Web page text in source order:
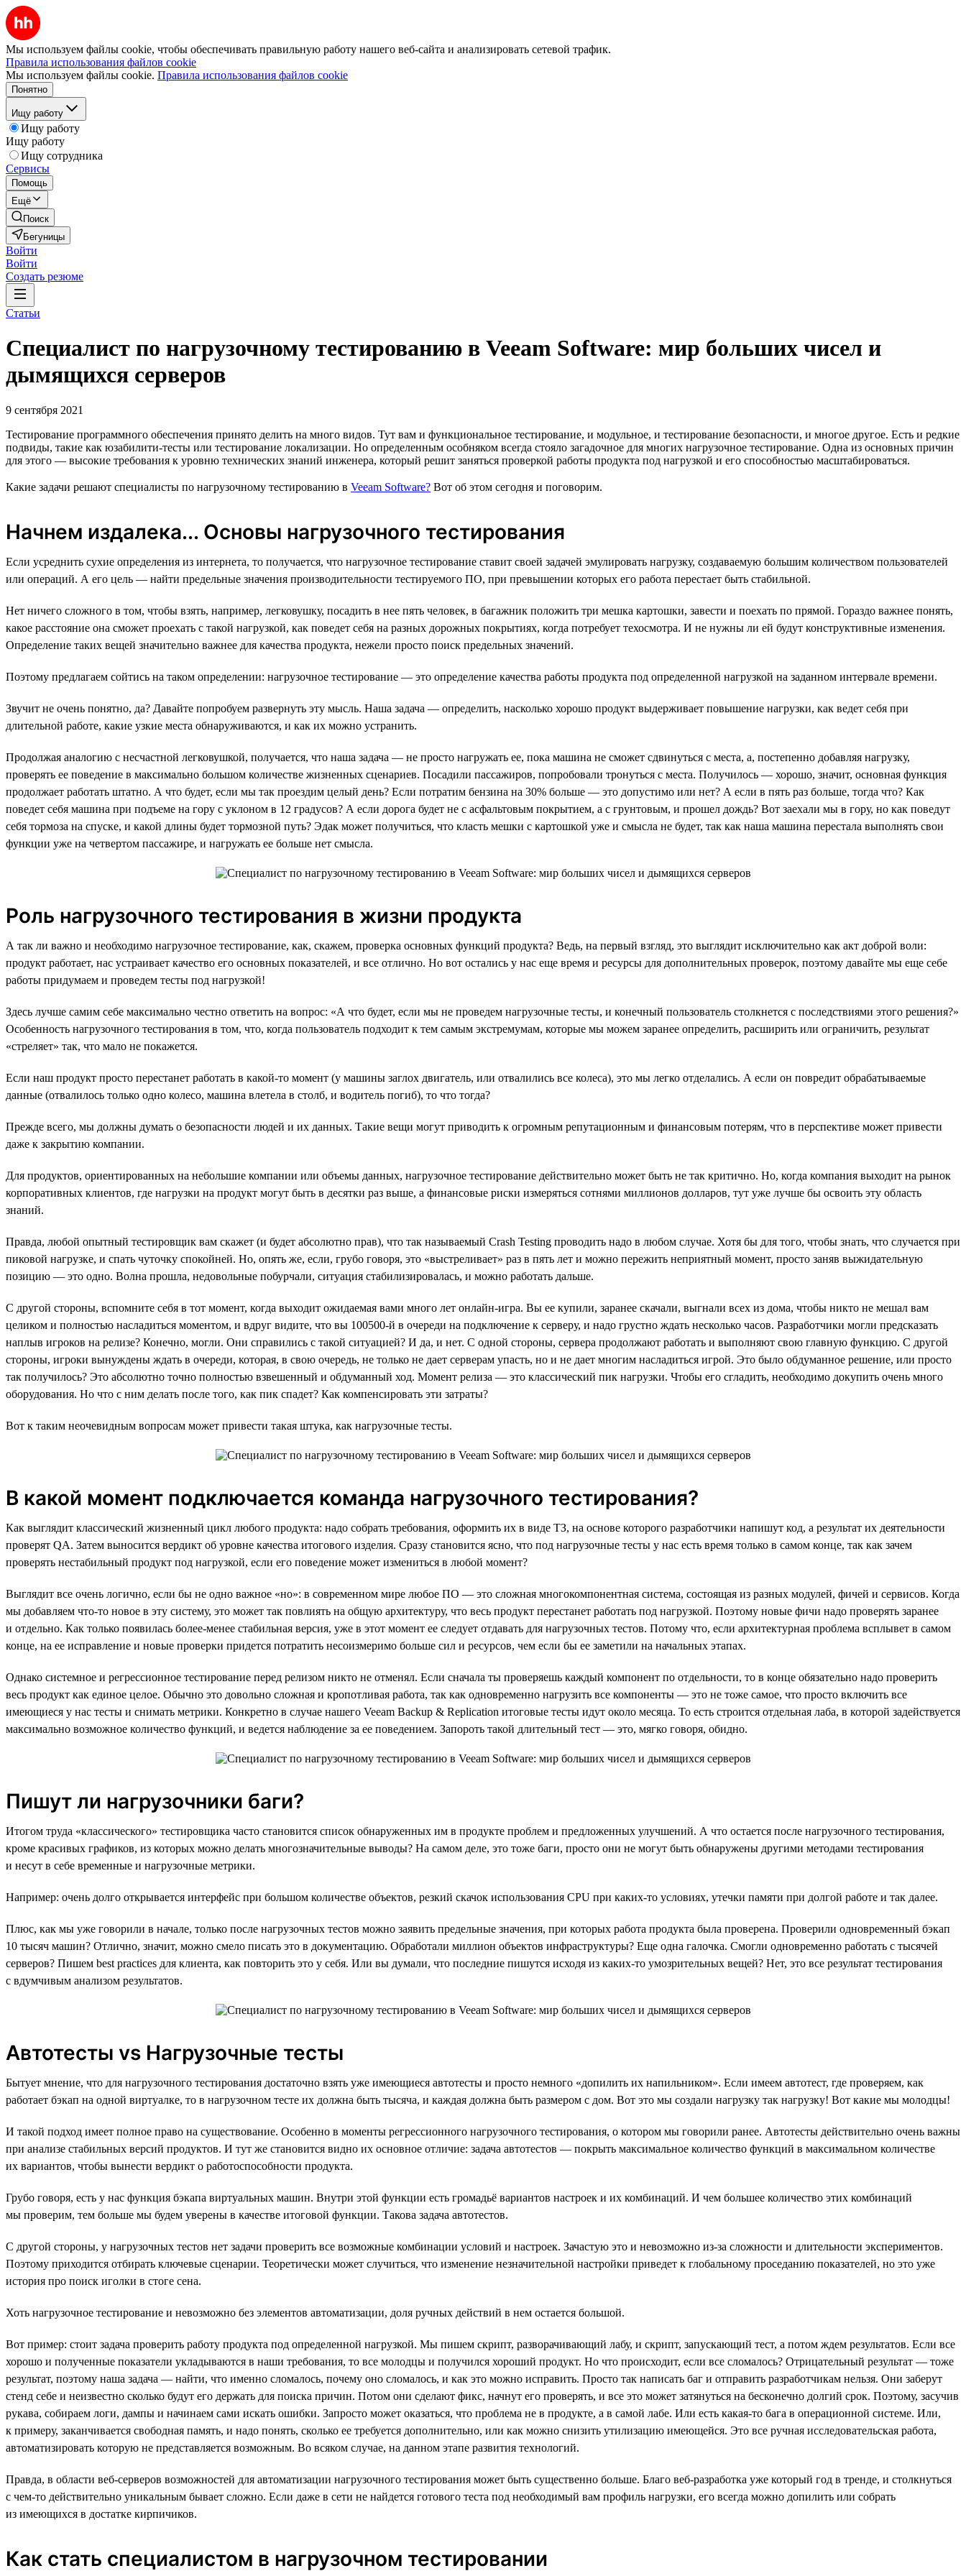
Мы используем файлы cookie, чтобы обеспечивать правильную работу нашего веб-сайта и анализировать сетевой трафик.
Правила использования файлов cookie
Мы используем файлы cookie. Правила использования файлов cookie
Понятно
Ищу работу
Ищу работу
Ищу работу
Ищу сотрудника
Сервисы
Помощь
Ещё
Поиск
Бегуницы
Войти
Войти
Создать резюме
Статьи
Специалист по нагрузочному тестированию в Veeam Software: мир больших чисел и
дымящихся серверов
9 сентября 2021
Тестирование программного обеспечения принято делить на много видов. Тут вам и функциональное тестирование, и модульное, и тестирование безопасности, и многое другое. Есть и редкие
подвиды, такие как юзабилити-тесты или тестирование локализации. Но определенным особняком всегда стояло загадочное для многих нагрузочное тестирование. Одна из основных причин
для этого — высокие требования к уровню технических знаний инженера, который решит заняться проверкой работы продукта под нагрузкой и его способностью масштабироваться.
Какие задачи решают специалисты по нагрузочному тестированию в Veeam Software? Вот об этом сегодня и поговорим.
Начнем издалека... Основы нагрузочного тестирования
Если усреднить сухие определения из интернета, то получается, что нагрузочное тестирование ставит своей задачей эмулировать нагрузку, создаваемую большим количеством пользователей
или операций. А его цель — найти предельные значения производительности тестируемого ПО, при превышении которых его работа перестает быть стабильной.
Нет ничего сложного в том, чтобы взять, например, легковушку, посадить в нее пять человек, в багажник положить три мешка картошки, завести и поехать по прямой. Гораздо важнее понять,
какое расстояние она сможет проехать с такой нагрузкой, как поведет себя на разных дорожных покрытиях, когда потребует техосмотра. И не нужны ли ей будут конструктивные изменения.
Определение таких вещей значительно важнее для качества продукта, нежели просто поиск предельных значений.
Поэтому предлагаем сойтись на таком определении: нагрузочное тестирование — это определение качества работы продукта под определенной нагрузкой на заданном интервале времени.
Звучит не очень понятно, да? Давайте попробуем развернуть эту мысль. Наша задача — определить, насколько хорошо продукт выдерживает повышение нагрузки, как ведет себя при
длительной работе, какие узкие места обнаруживаются, и как их можно устранить.
Продолжая аналогию с несчастной легковушкой, получается, что наша задача — не просто нагружать ее, пока машина не сможет сдвинуться с места, а, постепенно добавляя нагрузку,
проверять ее поведение в максимально большом количестве жизненных сценариев. Посадили пассажиров, попробовали тронуться с места. Получилось — хорошо, значит, основная функция
продолжает работать штатно. А что будет, если мы так проездим целый день? Если потратим бензина на 30% больше — это допустимо или нет? А если в пять раз больше, тогда что? Как
поведет себя машина при подъеме на гору с уклоном в 12 градусов? А если дорога будет не с асфальтовым покрытием, а с грунтовым, и прошел дождь? Вот заехали мы в гору, но как поведут
себя тормоза на спуске, и какой длины будет тормозной путь? Эдак может получиться, что класть мешки с картошкой уже и смысла не будет, так как наша машина перестала выполнять свои
функции уже на четвертом пассажире, и нагружать ее больше нет смысла.
Роль нагрузочного тестирования в жизни продукта
А так ли важно и необходимо нагрузочное тестирование, как, скажем, проверка основных функций продукта? Ведь, на первый взгляд, это выглядит исключительно как акт доброй воли:
продукт работает, нас устраивает качество его основных показателей, и все отлично. Но вот остались у нас еще время и ресурсы для дополнительных проверок, поэтому давайте мы еще себе
работы придумаем и проведем тесты под нагрузкой!
Здесь лучше самим себе максимально честно ответить на вопрос: «А что будет, если мы не проведем нагрузочные тесты, и конечный пользователь столкнется с последствиями этого решения?»
Особенность нагрузочного тестирования в том, что, когда пользователь подходит к тем самым экстремумам, которые мы можем заранее определить, расширить или ограничить, результат
«стреляет» так, что мало не покажется.
Если наш продукт просто перестанет работать в какой-то момент (у машины заглох двигатель, или отвалились все колеса), это мы легко отделались. А если он повредит обрабатываемые
данные (отвалилось только одно колесо, машина влетела в столб, и водитель погиб), то что тогда?
Прежде всего, мы должны думать о безопасности людей и их данных. Такие вещи могут приводить к огромным репутационным и финансовым потерям, что в перспективе может привести
даже к закрытию компании.
Для продуктов, ориентированных на небольшие компании или объемы данных, нагрузочное тестирование действительно может быть не так критично. Но, когда компания выходит на рынок
корпоративных клиентов, где нагрузки на продукт могут быть в десятки раз выше, а финансовые риски измеряться сотнями миллионов долларов, тут уже лучше бы освоить эту область
знаний.
Правда, любой опытный тестировщик вам скажет (и будет абсолютно прав), что так называемый Crash Testing проводить надо в любом случае. Хотя бы для того, чтобы знать, что случается при
пиковой нагрузке, и спать чуточку спокойней. Но, опять же, если, грубо говоря, это «выстреливает» раз в пять лет и можно пережить неприятный момент, просто заняв выжидательную
позицию — это одно. Волна прошла, недовольные побурчали, ситуация стабилизировалась, и можно работать дальше.
С другой стороны, вспомните себя в тот момент, когда выходит ожидаемая вами много лет онлайн-игра. Вы ее купили, заранее скачали, выгнали всех из дома, чтобы никто не мешал вам
целиком и полностью насладиться моментом, и вдруг видите, что вы 100500-й в очереди на подключение к серверу, и надо грустно ждать несколько часов. Разработчики могли предсказать
наплыв игроков на релизе? Конечно, могли. Они справились с такой ситуацией? И да, и нет. С одной стороны, сервера продолжают работать и выполняют свою главную функцию. С другой
стороны, игроки вынуждены ждать в очереди, которая, в свою очередь, не только не дает серверам упасть, но и не дает многим насладиться игрой. Это было обдуманное решение, или просто
так получилось? Это абсолютно точно полностью взвешенный и обдуманный ход. Момент релиза — это классический пик нагрузки. Чтобы его сгладить, необходимо докупить очень много
оборудования. Но что с ним делать после того, как пик спадет? Как компенсировать эти затраты?
Вот к таким неочевидным вопросам может привести такая штука, как нагрузочные тесты.
В какой момент подключается команда нагрузочного тестирования?
Как выглядит классический жизненный цикл любого продукта: надо собрать требования, оформить их в виде ТЗ, на основе которого разработчики напишут код, а результат их деятельности
проверят QA. Затем выносится вердикт об уровне качества итогового изделия. Сразу становится ясно, что под нагрузочные тесты у нас есть время только в самом конце, так как зачем
проверять нестабильный продукт под нагрузкой, если его поведение может измениться в любой момент?
Выглядит все очень логично, если бы не одно важное «но»: в современном мире любое ПО — это сложная многокомпонентная система, состоящая из разных модулей, фичей и сервисов. Когда
мы добавляем что-то новое в эту систему, это может так повлиять на общую архитектуру, что весь продукт перестанет работать под нагрузкой. Поэтому новые фичи надо проверять заранее
и отдельно. Как только появилась более-менее стабильная версия, уже в этот момент ее следует отдавать для нагрузочных тестов. Потому что, если архитектурная проблема всплывет в самом
конце, на ее исправление и новые проверки придется потратить несоизмеримо больше сил и ресурсов, чем если бы ее заметили на начальных этапах.
Однако системное и регрессионное тестирование перед релизом никто не отменял. Если сначала ты проверяешь каждый компонент по отдельности, то в конце обязательно надо проверить
весь продукт как единое целое. Обычно это довольно сложная и кропотливая работа, так как одновременно нагрузить все компоненты — это не тоже самое, что просто включить все
имеющиеся у нас тесты и снимать метрики. Конкретно в случае нашего Veeam Backup & Replication итоговые тесты идут около месяца. То есть строится отдельная лаба, в которой задействуется
максимально возможное количество функций, и ведется наблюдение за ее поведением. Запороть такой длительный тест — это, мягко говоря, обидно.
Пишут ли нагрузочники баги?
Итогом труда «классического» тестировщика часто становится список обнаруженных им в продукте проблем и предложенных улучшений. А что остается после нагрузочного тестирования,
кроме красивых графиков, из которых можно делать многозначительные выводы? На самом деле, это тоже баги, просто они не могут быть обнаружены другими методами тестирования
и несут в себе временные и нагрузочные метрики.
Например: очень долго открывается интерфейс при большом количестве объектов, резкий скачок использования CPU при каких-то условиях, утечки памяти при долгой работе и так далее.
Плюс, как мы уже говорили в начале, только после нагрузочных тестов можно заявить предельные значения, при которых работа продукта была проверена. Проверили одновременный бэкап
10 тысяч машин? Отлично, значит, можно смело писать это в документацию. Обработали миллион объектов инфраструктуры? Еще одна галочка. Смогли одновременно работать с тысячей
серверов? Пишем best practices для клиента, как повторить это у себя. Или вы думали, что последние пишутся исходя из каких-то умозрительных вещей? Нет, это все результат тестирования
с вдумчивым анализом результатов.
Автотесты vs Нагрузочные тесты
Бытует мнение, что для нагрузочного тестирования достаточно взять уже имеющиеся автотесты и просто немного «допилить их напильником». Если имеем автотест, где проверяем, как
работает бэкап на одной виртуалке, то в нагрузочном тесте их должна быть тысяча, и каждая должна быть размером с дом. Вот это мы создали нагрузку так нагрузку! Вот какие мы молодцы!
И такой подход имеет полное право на существование. Особенно в моменты регрессионного нагрузочного тестирования, о котором мы говорили ранее. Автотесты действительно очень важны
при анализе стабильных версий продуктов. И тут же становится видно их основное отличие: задача автотестов — покрыть максимальное количество функций в максимальном количестве
их вариантов, чтобы вынести вердикт о работоспособности продукта.
Грубо говоря, есть у нас функция бэкапа виртуальных машин. Внутри этой функции есть громадьё вариантов настроек и их комбинаций. И чем большее количество этих комбинаций
мы проверим, тем больше мы будем уверены в качестве итоговой функции. Такова задача автотестов.
С другой стороны, у нагрузочных тестов нет задачи проверить все возможные комбинации условий и настроек. Зачастую это и невозможно из-за сложности и длительности экспериментов.
Поэтому приходится отбирать ключевые сценарии. Теоретически может случиться, что изменение незначительной настройки приведет к глобальному проседанию показателей, но это уже
история про поиск иголки в стоге сена.
Хоть нагрузочное тестирование и невозможно без элементов автоматизации, доля ручных действий в нем остается большой.
Вот пример: стоит задача проверить работу продукта под определенной нагрузкой. Мы пишем скрипт, разворачивающий лабу, и скрипт, запускающий тест, а потом ждем результатов. Если все
хорошо и полученные показатели укладываются в наши требования, то все молодцы и получился хороший продукт. Но что происходит, если все сломалось? Отрицательный результат — тоже
результат, поэтому наша задача — найти, что именно сломалось, почему оно сломалось, и как это можно исправить. Просто так написать баг и отправить разработчикам нельзя. Они заберут
стенд себе и неизвестно сколько будут его держать для поиска причин. Потом они сделают фикс, начнут его проверять, и все это может затянуться на бесконечно долгий срок. Поэтому, засучив
рукава, собираем логи, дампы и начинаем сами искать ошибки. Запросто может оказаться, что проблема не в продукте, а в самой лабе. Или есть какая-то бага в операционной системе. Или,
к примеру, заканчивается свободная память, и надо понять, сколько ее требуется дополнительно, или как можно снизить утилизацию имеющейся. Это все ручная исследовательская работа,
автоматизировать которую не представляется возможным. Во всяком случае, на данном этапе развития технологий.
Правда, в области веб-серверов возможностей для автоматизации нагрузочного тестирования может быть существенно больше. Благо веб-разработка уже который год в тренде, и столкнуться
с чем-то действительно уникальным бывает сложно. Если даже в сети не найдется готового теста под необходимый вам профиль нагрузки, его всегда можно допилить или собрать
из имеющихся в достатке кирпичиков.
Как стать специалистом в нагрузочном тестировании